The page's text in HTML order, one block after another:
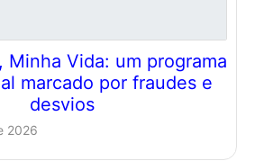
Minha Vida: um programa
marcado por fraudes e
desvios
2026